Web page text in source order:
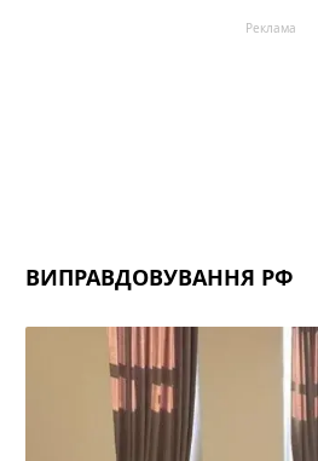
ВИПРАВДОВУВАННЯ РФ